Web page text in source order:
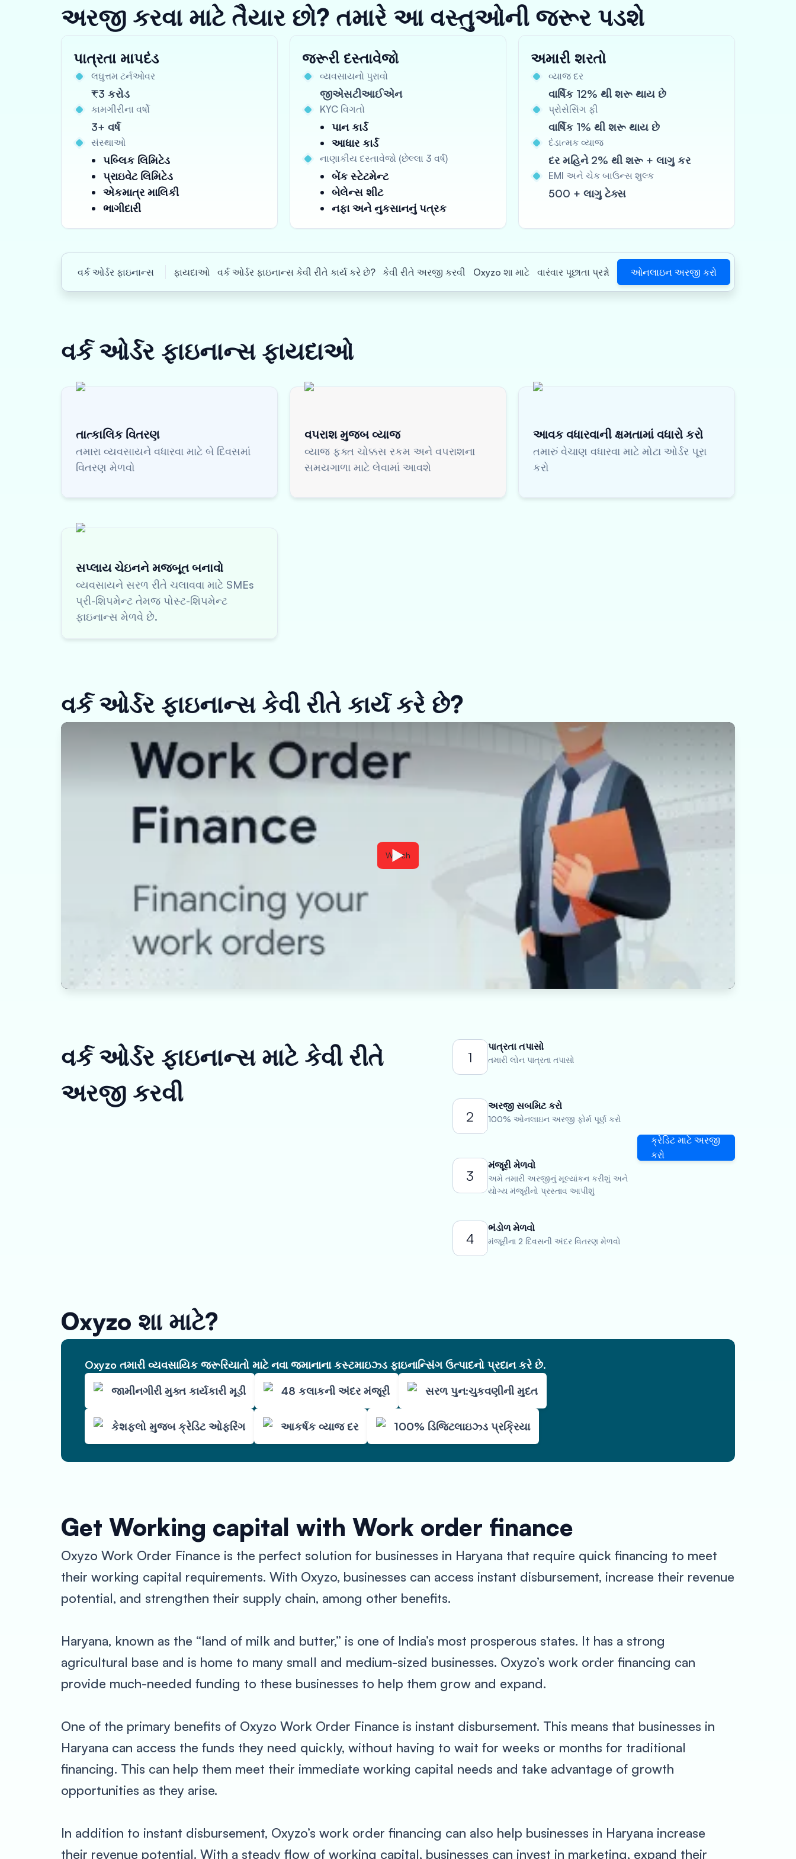
અરજી કરવા માટે તૈયાર છો? તમારે આ વસ્તુઓની જરૂર પડશે
પાત્રતા માપદંડ
લઘુત્તમ ટર્નઓવર
₹3 કરોડ
કામગીરીના વર્ષો
3+ વર્ષ
સંસ્થાઓ
પબ્લિક લિમિટેડ
પ્રાઇવેટ લિમિટેડ
એકમાત્ર માલિકી
ભાગીદારી
જરૂરી દસ્તાવેજો
વ્યવસાયનો પુરાવો
જીએસટીઆઈએન
KYC વિગતો
પાન કાર્ડ
આધાર કાર્ડ
નાણાકીય દસ્તાવેજો (છેલ્લા 3 વર્ષ)
બેંક સ્ટેટમેન્ટ
બેલેન્સ શીટ
નફા અને નુકસાનનું પત્રક
અમારી શરતો
વ્યાજ દર
વાર્ષિક 12% થી શરૂ થાય છે
પ્રોસેસિંગ ફી
વાર્ષિક 1% થી શરૂ થાય છે
દંડાત્મક વ્યાજ
દર મહિને 2% થી શરૂ + લાગુ કર
EMI અને ચેક બાઉન્સ શુલ્ક
500 + લાગુ ટેક્સ
વર્ક ઓર્ડર ફાઇનાન્સ ફાયદાઓ વર્ક ઓર્ડર ફાઇનાન્સ કેવી રીતે કાર્ય કરે છે? કેવી રીતે અરજી કરવી Oxyzo શા માટે વારંવાર પૂછાતા પ્રશ્નો ઓનલાઇન અરજી કરો
વર્ક ઓર્ડર ફાઇનાન્સ ફાયદાઓ
તાત્કાલિક વિતરણ
તમારા વ્યવસાયને વધારવા માટે બે દિવસમાં
વિતરણ મેળવો
વપરાશ મુજબ વ્યાજ
વ્યાજ ફક્ત ચોક્કસ રકમ અને વપરાશના
સમયગાળા માટે લેવામાં આવશે
આવક વધારવાની ક્ષમતામાં વધારો કરો
તમારું વેચાણ વધારવા માટે મોટા ઓર્ડર પૂરા
કરો
સપ્લાય ચેઇનને મજબૂત બનાવો
વ્યવસાયને સરળ રીતે ચલાવવા માટે SMEs
પ્રી-શિપમેન્ટ તેમજ પોસ્ટ-શિપમેન્ટ
ફાઇનાન્સ મેળવે છે.
વર્ક ઓર્ડર ફાઇનાન્સ કેવી રીતે કાર્ય કરે છે?
Watch
વર્ક ઓર્ડર ફાઇનાન્સ માટે કેવી રીતે
અરજી કરવી
1
પાત્રતા તપાસો
તમારી લોન પાત્રતા તપાસો
2
અરજી સબમિટ કરો
100% ઓનલાઇન અરજી ફોર્મ પૂર્ણ કરો
3
મંજૂરી મેળવો
અમે તમારી અરજીનું મૂલ્યાંકન કરીશું અને
યોગ્ય મંજૂરીનો પ્રસ્તાવ આપીશું
4
ભંડોળ મેળવો
મંજૂરીના 2 દિવસની અંદર વિતરણ મેળવો
ક્રેડિટ માટે અરજી
કરો
Oxyzo શા માટે?
Oxyzo તમારી વ્યવસાયિક જરૂરિયાતો માટે નવા જમાનાના કસ્ટમાઇઝ્ડ ફાઇનાન્સિંગ ઉત્પાદનો પ્રદાન કરે છે.
જામીનગીરી મુક્ત કાર્યકારી મૂડી
48 કલાકની અંદર મંજૂરી સરળ પુન:ચુકવણીની મુદત
કેશફ્લો મુજબ ક્રેડિટ ઓફરિંગ આકર્ષક વ્યાજ દર 100% ડિજિટલાઇઝ્ડ પ્રક્રિયા
Get Working capital with Work order finance
Oxyzo Work Order Finance is the perfect solution for businesses in Haryana that require quick financing to meet
their working capital requirements. With Oxyzo, businesses can access instant disbursement, increase their revenue
potential, and strengthen their supply chain, among other benefits.
Haryana, known as the “land of milk and butter,” is one of India’s most prosperous states. It has a strong
agricultural base and is home to many small and medium-sized businesses. Oxyzo’s work order financing can
provide much-needed funding to these businesses to help them grow and expand.
One of the primary benefits of Oxyzo Work Order Finance is instant disbursement. This means that businesses in
Haryana can access the funds they need quickly, without having to wait for weeks or months for traditional
financing. This can help them meet their immediate working capital needs and take advantage of growth
opportunities as they arise.
In addition to instant disbursement, Oxyzo’s work order financing can also help businesses in Haryana increase
their revenue potential. With a steady flow of working capital, businesses can invest in marketing, expand their